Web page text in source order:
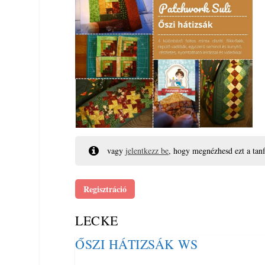
vagyjelentkezz be, hogy megnézhesd ezt a
Regisztráció
LECKE
ŐSZI HÁTIZSÁK WS